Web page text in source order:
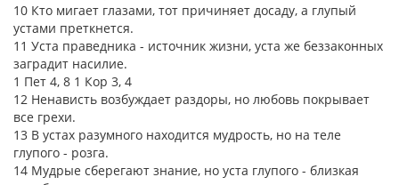
10 Кто мигает глазами, тот причиняет досаду, а глупый
устами преткнется.
11 Уста праведника - источник жизни, уста же беззаконных
заградит насилие.
1 Пет 4, 8 1 Кор 3, 4
12 Ненависть возбуждает раздоры, но любовь покрывает
все грехи.
13 В устах разумного находится мудрость, но на теле
глупого - розга.
14 Мудрые сберегают знание, но уста глупого - близкая